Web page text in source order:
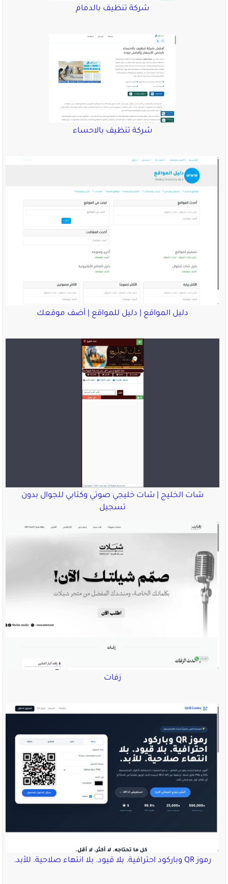
شركة تنظيف بالدمام
شركة تنظيف بالاحساء
دليل المواقع | دليل للمواقع | أضف موقعك
شات الخليج | شات خليجي صوتي وكتابي للجوال بدون
تسجيل
زفات
رموز QR وباركود احترافية. بلا قيود. بلا انتهاء صلاحية. للأبد.